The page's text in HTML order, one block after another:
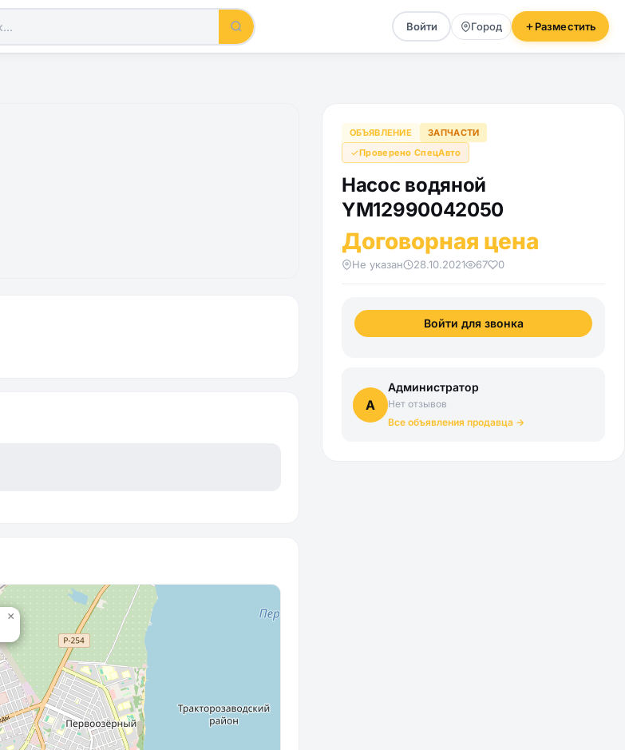
Войти Город Разместить
ОБЪЯВЛЕНИЕ
ЗАПЧАСТИ
Проверено СпецАвто
Насос водяной
YM12990042050
Договорная цена
Не указан 28.10.2021 67 0
Войти для звонка
А
Администратор
Нет отзывов
Все объявления продавца →
×